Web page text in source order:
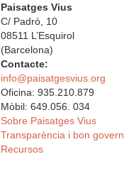
Paisatges Vius
C/ Padró, 10
08511 L’Esquirol
(Barcelona)
Contacte:
info@paisatgesvius.org
Oficina: 935.210.879
Mòbil: 649.056. 034
Sobre Paisatges Vius
Transparència i bon govern
Recursos